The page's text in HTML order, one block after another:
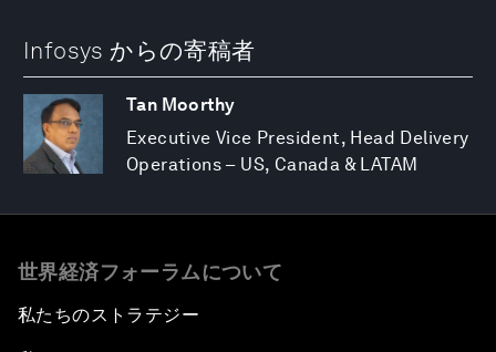
Infosys からの寄稿者
Tan Moorthy
Executive Vice President, Head Delivery
Operations – US, Canada & LATAM
世界経済フォーラムについて
私たちのストラテジー